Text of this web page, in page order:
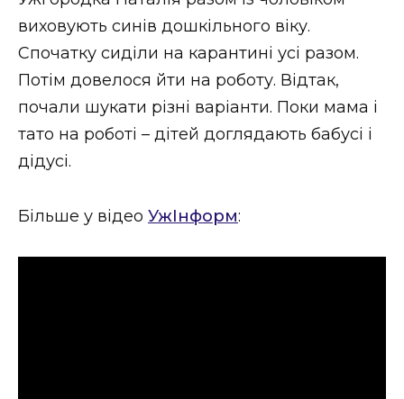
Втрачений Ужгород (відеоверсія)
ЗАКАРПАТСЬКІ НОВИНИ
НОВИНИ ЗАХІДНОЇ УКРАЇНИ
виховують синів дошкільного віку.
Спочатку сиділи на карантині усі разом.
Потім довелося йти на роботу. Відтак,
почали шукати різні варіанти. Поки мама і
тато на роботі – дітей доглядають бабусі і
дідусі.
Більше у відео УжІнформ: